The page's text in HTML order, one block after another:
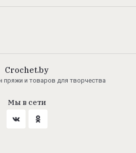
Crochet.by
пряжи и товаров для творчества
Мы в сети